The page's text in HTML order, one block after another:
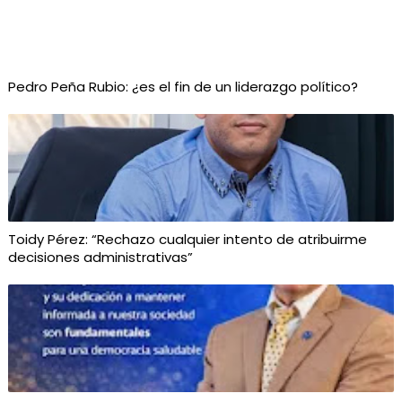
Pedro Peña Rubio: ¿es el fin de un liderazgo político?
Toidy Pérez: “Rechazo cualquier intento de atribuirme
decisiones administrativas”